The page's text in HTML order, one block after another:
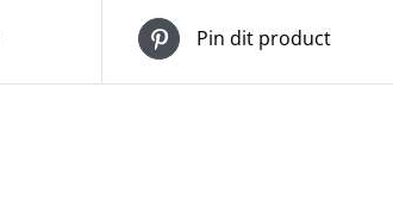
Pin dit product